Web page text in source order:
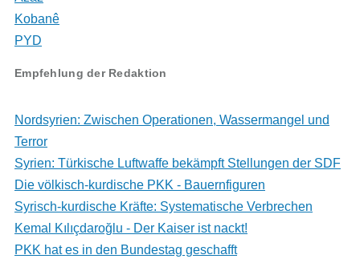
Kobanê
PYD
Empfehlung der Redaktion
Nordsyrien: Zwischen Operationen, Wassermangel und
Terror
Syrien: Türkische Luftwaffe bekämpft Stellungen der SDF
Die völkisch-kurdische PKK - Bauernfiguren
Syrisch-kurdische Kräfte: Systematische Verbrechen
Kemal Kılıçdaroğlu - Der Kaiser ist nackt!
PKK hat es in den Bundestag geschafft